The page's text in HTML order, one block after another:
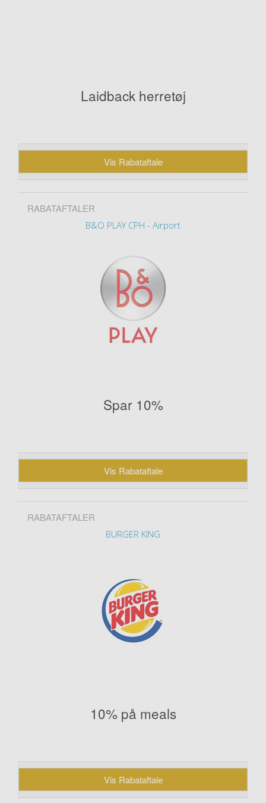
Laidback herretøj
Vis Rabataftale
RABATAFTALER
B&O PLAY CPH - Airport
Spar 10%
Vis Rabataftale
RABATAFTALER
BURGER KING
10% på meals
Vis Rabataftale